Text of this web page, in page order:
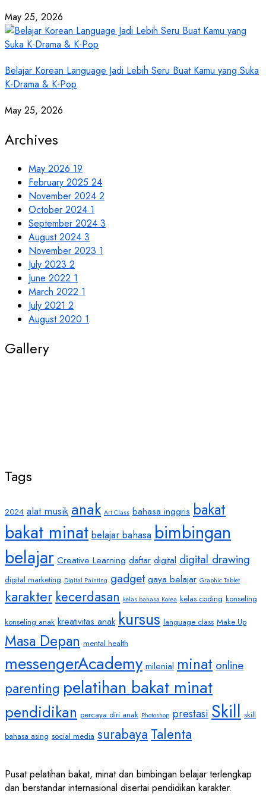
May 25, 2026
Belajar Korean Language Jadi Lebih Seru Buat Kamu yang Suka
K-Drama & K-Pop
May 25, 2026
Archives
May 2026 19
February 2025 24
November 2024 2
October 2024 1
September 2024 3
August 2024 3
November 2023 1
July 2023 2
June 2022 1
March 2022 1
July 2021 2
August 2020 1
Gallery
Tags
2024 alat musik anak Art Class bahasa inggris bakat
bakat minat belajar bahasa bimbingan
belajar Creative Learning daftar digital digital drawing
digital marketing Digital Painting gadget gaya belajar Graphic Tablet
karakter kecerdasan kelas bahasa Korea kelas coding konseling
konseling anak kreativitas anak kursus language class Make Up
Masa Depan mental health
messengerAcademy milenial minat online
parenting pelatihan bakat minat
pendidikan percaya diri anak Photoshop prestasi Skill skill
bahasa asing social media surabaya Talenta
Pusat pelatihan bakat, minat dan bimbingan belajar terlengkap
dan berstandar internasional disertai pendidikan karakter.